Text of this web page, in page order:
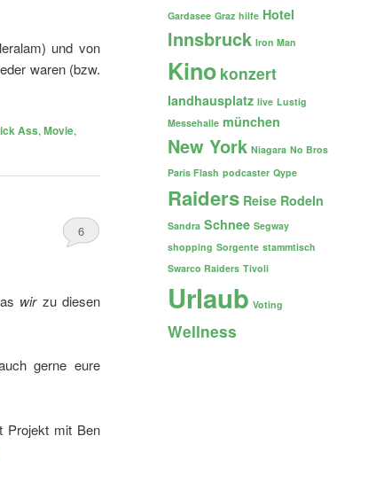
und von
waren (bzw.
Ass, Movie,
6
wirzu diesen
gerne eure
Projekt mit Ben
Gardasee Graz hilfe Hotel
Innsbruck Iron Man
Kino konzert
landhausplatz live Lustig
Messehalle münchen
New York Niagara No Bros
Paris Flash podcaster Qype
Raiders Reise Rodeln
Sandra Schnee Segway
shopping Sorgente stammtisch
Swarco Raiders Tivoli
Urlaub Voting
Wellness